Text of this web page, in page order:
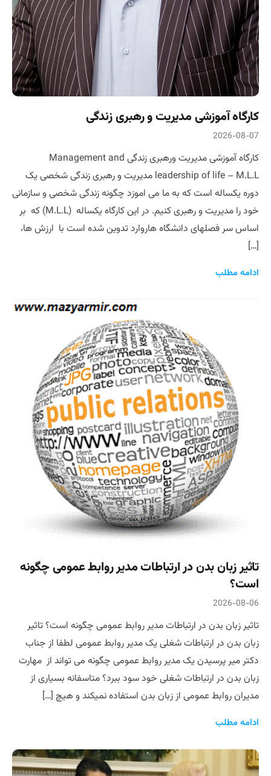
کارگاه آموزشی مدیریت و رهبری زندگی
2026-08-07
کارگاه آموزشی مدیریت ورهبری زندگی Management and
leadership of life – M.L.L مدیریت و رهبری زندگی شخصی یک
دوره یکساله است که به ما می اموزد چگونه زندگی شخصی و سازمانی
خود را مدیریت و رهبری کنیم. در این کارگاه یکساله (M.L.L) که بر
اساس سر فصلهای دانشگاه هاروارد تدوین شده است با ارزش ها،
[…]
ادامه مطلب
تاثیر زبان بدن در ارتباطات مدیر روابط عمومی چگونه
است؟
2026-08-06
تاثیر زبان بدن در ارتباطات مدیر روابط عمومی چگونه است؟ تاثیر
زبان بدن در ارتباطات شغلی یک مدیر روابط عمومی لطفا از جناب
دکتر میر پرسیدن یک مدیر روابط عمومی چگونه می تواند از مهارت
زبان بدن در ارتباطات شغلی خود سود ببرد؟ متاسفانه بسیاری از
مدیران روابط عمومی از زبان بدن استفاده نمیکند و هیچ […]
ادامه مطلب